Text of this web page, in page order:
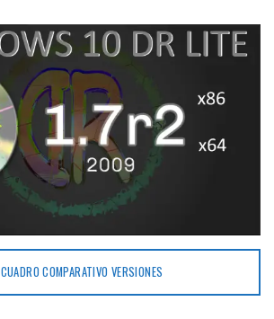
CUADRO COMPARATIVO VERSIONES